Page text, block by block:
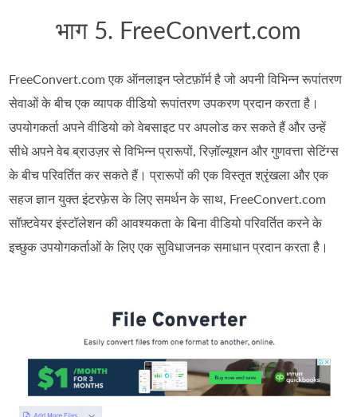
भाग 5. FreeConvert.com
FreeConvert.com एक ऑनलाइन प्लेटफ़ॉर्म है जो अपनी विभिन्न रूपांतरण
सेवाओं के बीच एक व्यापक वीडियो रूपांतरण उपकरण प्रदान करता है।
उपयोगकर्ता अपने वीडियो को वेबसाइट पर अपलोड कर सकते हैं और उन्हें
सीधे अपने वेब ब्राउज़र से विभिन्न प्रारूपों, रिज़ॉल्यूशन और गुणवत्ता सेटिंग्स
के बीच परिवर्तित कर सकते हैं। प्रारूपों की एक विस्तृत श्रृंखला और एक
सहज ज्ञान युक्त इंटरफ़ेस के लिए समर्थन के साथ, FreeConvert.com
सॉफ़्टवेयर इंस्टॉलेशन की आवश्यकता के बिना वीडियो परिवर्तित करने के
इच्छुक उपयोगकर्ताओं के लिए एक सुविधाजनक समाधान प्रदान करता है।